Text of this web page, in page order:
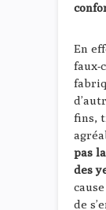
En
faux-
fins,
pas
des
de